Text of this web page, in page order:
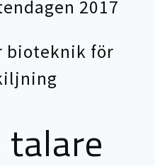
2017